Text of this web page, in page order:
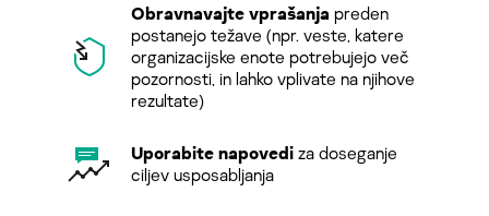
Obravnavajte vprašanja preden
postanejo težave (npr. veste, katere
organizacijske enote potrebujejo več
pozornosti, in lahko vplivate na njihove
rezultate)
Uporabite napovedi za doseganje
ciljev usposabljanja